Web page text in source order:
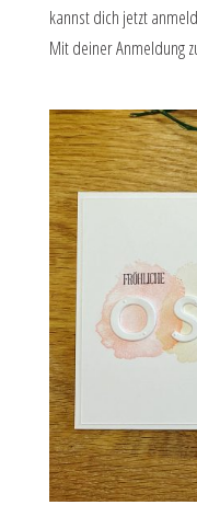
kannst dich jetzt
Mit deiner Anmeldung